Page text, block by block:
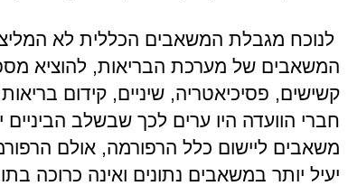
לנוכח מגבלת המשאבים הכללית לא
המשאבים של מערכת הבריאות, להוציא
קשישים, פסיכיאטריה, שיניים, קידום
חברי הוועדה היו ערים לכך שבשלב
משאבים ליישום כלל הרפורמה, אולם
יעיל יותר במשאבים נתונים ואינה כרוכה